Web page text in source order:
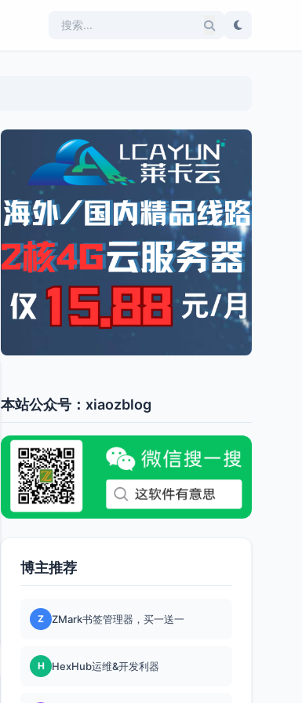
本站公众号：xiaozblog
博主推荐
Z ZMark书签管理器，买一送一
H HexHub运维&开发利器